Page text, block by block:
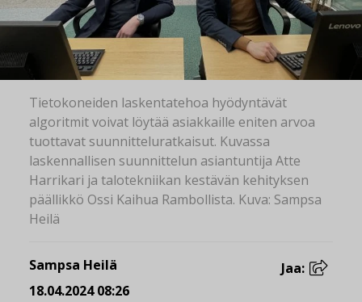
Tietokoneiden laskentatehoa hyödyntävät
algoritmit voivat löytää asiakkaille eniten arvoa
tuottavat suunnitteluratkaisut. Kuvassa
laskennallisen suunnittelun asiantuntija Atte
Harrikari ja talotekniikan kestävän kehityksen
päällikkö Ossi Kaihua Rambollista. Kuva: Sampsa
Heilä
Sampsa Heilä
18.04.2024 08:26
Jaa: